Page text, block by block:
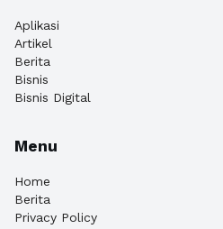
Aplikasi
Artikel
Berita
Bisnis
Bisnis Digital
Menu
Home
Berita
Privacy Policy